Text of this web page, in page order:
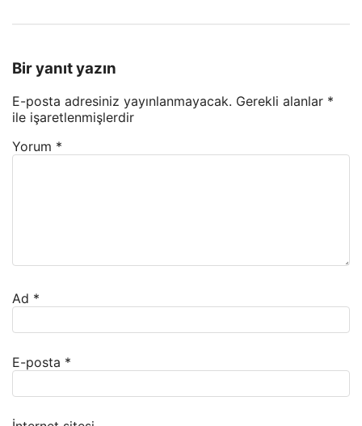
Bir yanıt yazın
E-posta adresiniz yayınlanmayacak. Gerekli alanlar *
ile işaretlenmişlerdir
Yorum *
Ad *
E-posta *